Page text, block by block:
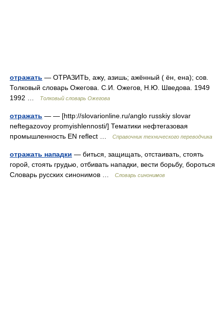
отражать — ОТРАЗИТЬ, ажу, азишь; ажённый ( ён, ена); сов.
Толковый словарь Ожегова. С.И. Ожегов, Н.Ю. Шведова. 1949
1992 …
Толковый словарь Ожегова
отражать — — [http://slovarionline.ru/anglo russkiy slovar
neftegazovoy promyishlennosti/] Тематики нефтегазовая
промышленность EN reflect …
Справочник технического переводчика
отражать нападки — биться, защищать, отстаивать, стоять
горой, стоять грудью, отбивать нападки, вести борьбу, бороться
Словарь русских синонимов …
Словарь синонимов